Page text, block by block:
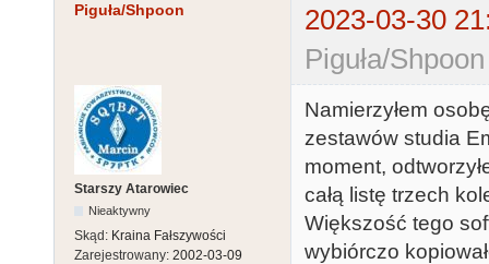
Piguła/Shpoon
2023-03-30
Piguła/
Starszy Atarowiec
Nieaktywny
Skąd: Kraina Fałszywości
Zarejestrowany: 2002-03-09
Namierzyłem
zestawów studia
moment,
całą listę trzech
Większość tego
wybiórczo